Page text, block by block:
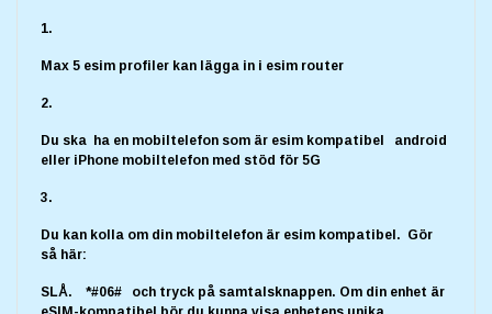
1.
Max 5 esim profiler kan lägga in i esim router
2.
Du ska ha en mobiltelefon som är esim kompatibel android
eller iPhone mobiltelefon med stöd för 5G
3.
Du kan kolla om din mobiltelefon är esim kompatibel. Gör
så här:
SLÅ. *#06# och tryck på samtalsknappen. Om din enhet är